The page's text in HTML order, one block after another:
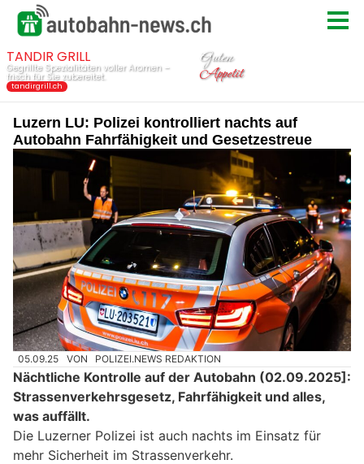
Luzern LU: Polizei kontrolliert nachts auf
Autobahn Fahrfähigkeit und Gesetzestreue
05.09.25 VON POLIZEI.NEWS REDAKTION
Nächtliche Kontrolle auf der Autobahn (02.09.2025]:
Strassenverkehrsgesetz, Fahrfähigkeit und alles,
was auffällt.
Die Luzerner Polizei ist auch nachts im Einsatz für
mehr Sicherheit im Strassenverkehr.